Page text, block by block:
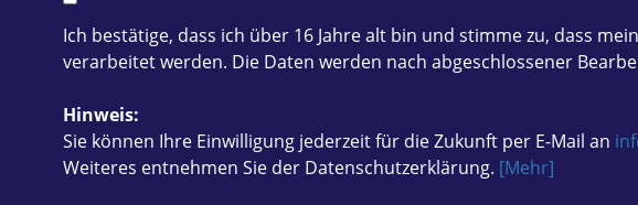
Ich bestätige, dass ich über 16 Jahre alt bin und stimme zu, dass
verarbeitet werden. Die Daten werden nach abgeschlossener
Hinweis:
Sie können Ihre Einwilligung jederzeit für die Zukunft per E-Mail an
Weiteres entnehmen Sie der Datenschutzerklärung. [Mehr]